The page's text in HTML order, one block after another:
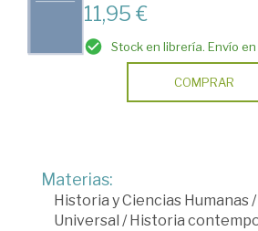
11,95 €
Stock en librería. Envío
COMPRAR
Materias:
Historia y Ciencias Humanas/
Universal /Historia